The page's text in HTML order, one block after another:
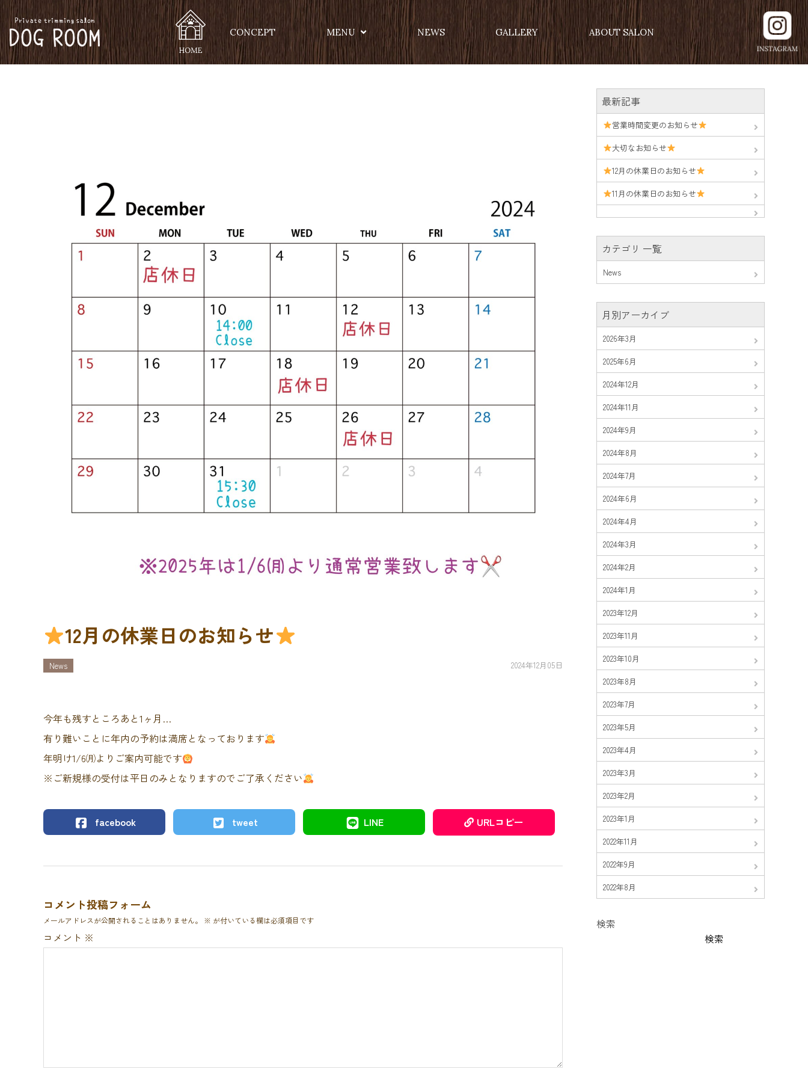
CONCEPT MENU NEWS GALLERY ABOUT SALON
12月の休業日のお知らせ
News 2024年12月05日
今年も残すところあと1ヶ月…
有り難いことに年内の予約は満席となっております
年明け1/6㈪よりご案内可能です
※ご新規様の受付は平日のみとなりますのでご了承ください
facebook tweet LINE URLコピー
コメント投稿フォーム
メールアドレスが公開されることはありません。 ※ が付いている欄は必須項目です
コメント ※
最新記事
営業時間変更のお知らせ
大切なお知らせ
12月の休業日のお知らせ
11月の休業日のお知らせ
カテゴリ 一覧
News
月別アーカイブ
2026年3月
2025年6月
2024年12月
2024年11月
2024年9月
2024年8月
2024年7月
2024年6月
2024年4月
2024年3月
2024年2月
2024年1月
2023年12月
2023年11月
2023年10月
2023年8月
2023年7月
2023年5月
2023年4月
2023年3月
2023年2月
2023年1月
2022年11月
2022年9月
2022年8月
検索
検索